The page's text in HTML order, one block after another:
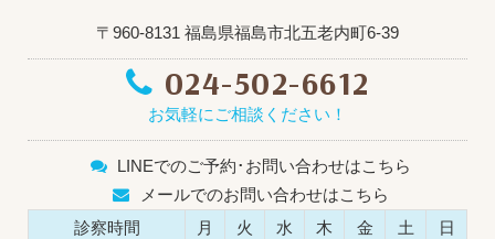
〒960-8131 福島県福島市北五老内町6-39
024-502-6612
お気軽にご相談ください！
LINEでのご予約･お問い合わせはこちら
メールでのお問い合わせはこちら
診察時間
月 火 水 木 金 土
日